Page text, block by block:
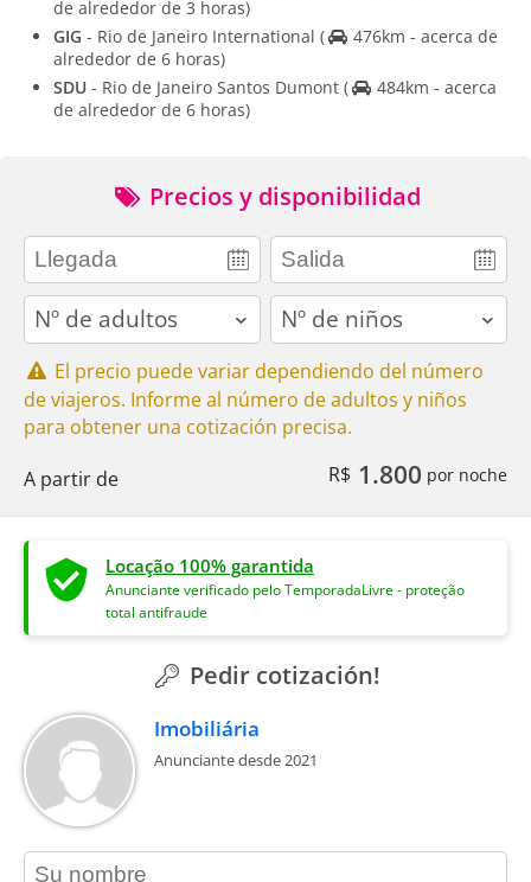
de alrededor de 3 horas)
GIG - Rio de Janeiro International (
476km - acerca de
alrededor de 6 horas)
SDU - Rio de Janeiro Santos Dumont (
484km - acerca
de alrededor de 6 horas)
Precios y disponibilidad
adults children
El precio puede variar dependiendo del número
de viajeros. Informe al número de adultos y niños
para obtener una cotización precisa.
A partir de
R$ 1.800 por noche
Locação 100% garantida
Anunciante verificado pelo TemporadaLivre - proteção
total antifraude
Pedir cotización!
Imobiliária
Anunciante desde 2021
contact_name